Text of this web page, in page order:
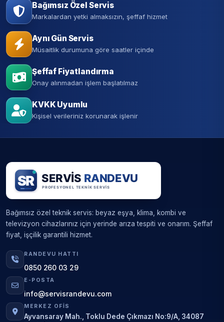
Bağımsız Özel Servis
Markalardan yetki almaksızın, şeffaf hizmet
Aynı Gün Servis
Müsaitlik durumuna göre saatler içinde
Şeffaf Fiyatlandırma
Onay alınmadan işlem başlatılmaz
KVKK Uyumlu
Kişisel verileriniz korunarak işlenir
Bağımsız özel teknik servis: beyaz eşya, klima, kombi ve
televizyon cihazlarınız için yerinde arıza tespiti ve onarım. Şeffaf
fiyat, işçilik garantili hizmet.
RANDEVU HATTI
0850 260 03 29
E-POSTA
info@servisrandevu.com
MERKEZ OFIS
Ayvansaray Mah., Toklu Dede Çıkmazı No:9/A, 34087